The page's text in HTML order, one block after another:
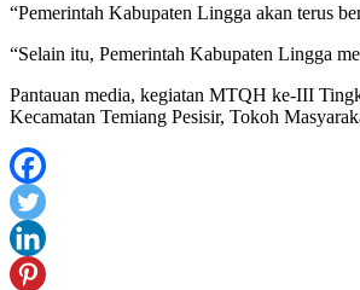
“Pemerintah Kabupaten Lingga akan terus
“Selain itu, Pemerintah Kabupaten Lingga
Pantauan media, kegiatan MTQH ke-III
Kecamatan Temiang Pesisir, Tokoh